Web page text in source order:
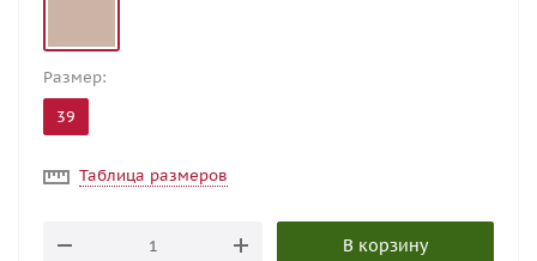
Размер:
39
Таблица размеров
В корзину